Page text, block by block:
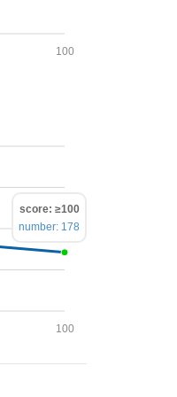
100
100
score: ≥100
number: 178